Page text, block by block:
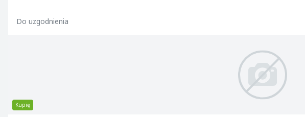
Do uzgodnienia
Kupię